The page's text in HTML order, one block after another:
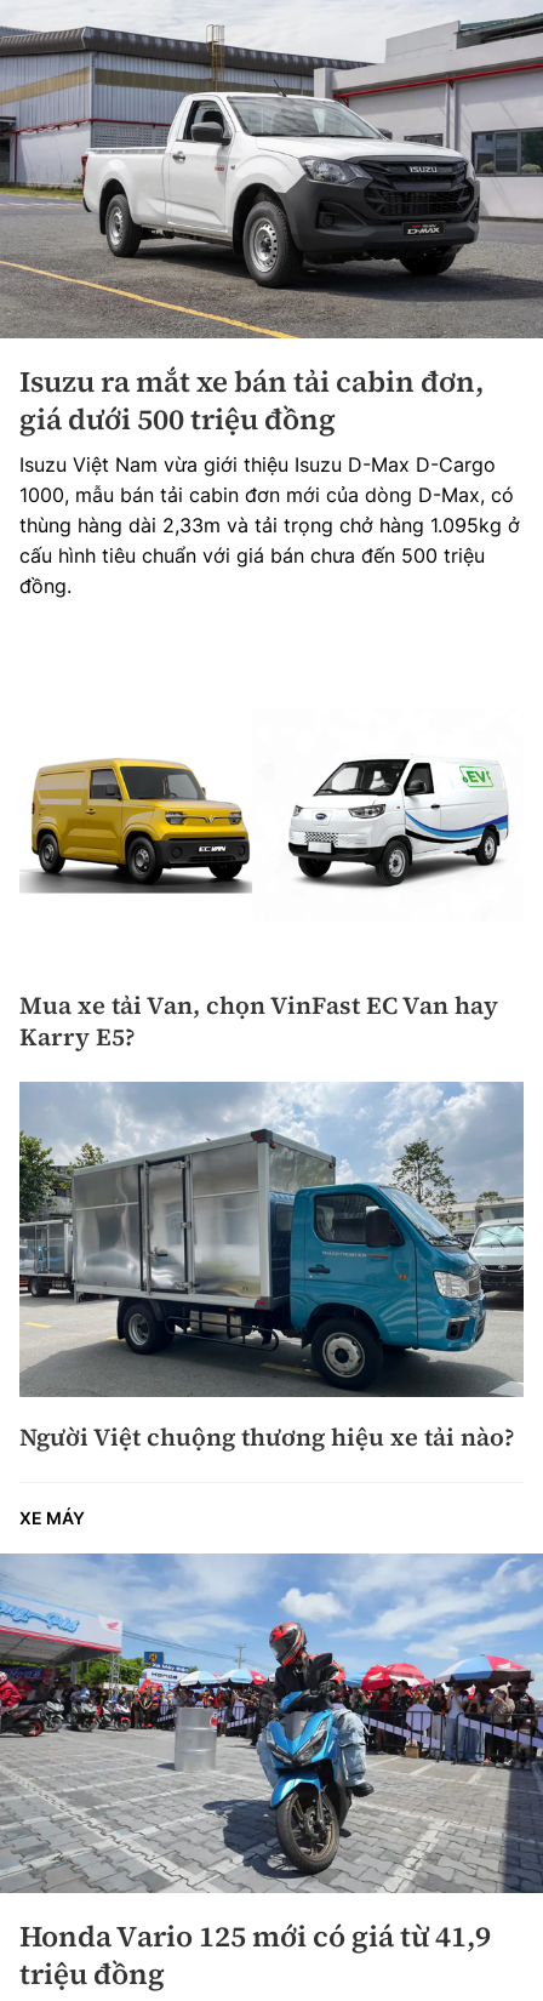
Isuzu ra mắt xe bán tải cabin đơn,
giá dưới 500 triệu đồng
Isuzu Việt Nam vừa giới thiệu Isuzu D-Max D-Cargo
1000, mẫu bán tải cabin đơn mới của dòng D-Max, có
thùng hàng dài 2,33m và tải trọng chở hàng 1.095kg ở
cấu hình tiêu chuẩn với giá bán chưa đến 500 triệu
đồng.
Mua xe tải Van, chọn VinFast EC Van hay
Karry E5?
Người Việt chuộng thương hiệu xe tải nào?
XE MÁY
Honda Vario 125 mới có giá từ 41,9
triệu đồng